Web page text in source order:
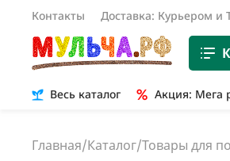
Контакты Доставка: Курьером и
Весь каталог Акция: Мега
Главная/Каталог/Товары для